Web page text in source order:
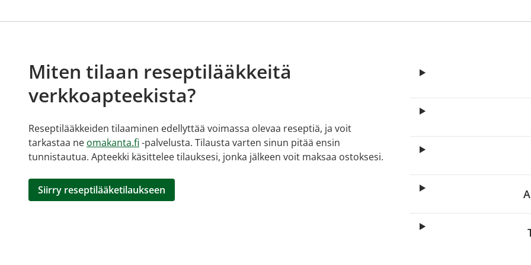
Miten tilaan reseptilääkkeitä
verkkoapteekista?
Reseptilääkkeiden tilaaminen edellyttää voimassa olevaa reseptiä, ja voit
tarkastaa ne omakanta.fi -palvelusta. Tilausta varten sinun pitää ensin
tunnistautua. Apteekki käsittelee tilauksesi, jonka jälkeen voit maksaa ostoksesi.
Siirry reseptilääketilaukseen